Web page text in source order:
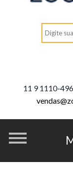
11 9 1110-